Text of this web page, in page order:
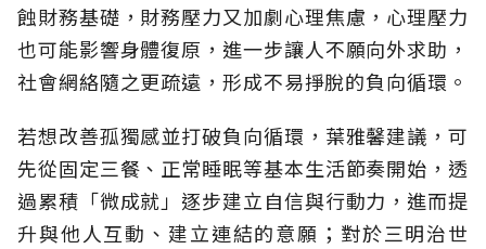
蝕財務基礎，財務壓力又加劇心理焦慮，心理壓力
也可能影響身體復原，進一步讓人不願向外求助，
社會網絡隨之更疏遠，形成不易掙脫的負向循環。
若想改善孤獨感並打破負向循環，葉雅馨建議，可
先從固定三餐、正常睡眠等基本生活節奏開始，透
過累積「微成就」逐步建立自信與行動力，進而提
升與他人互動、建立連結的意願；對於三明治世